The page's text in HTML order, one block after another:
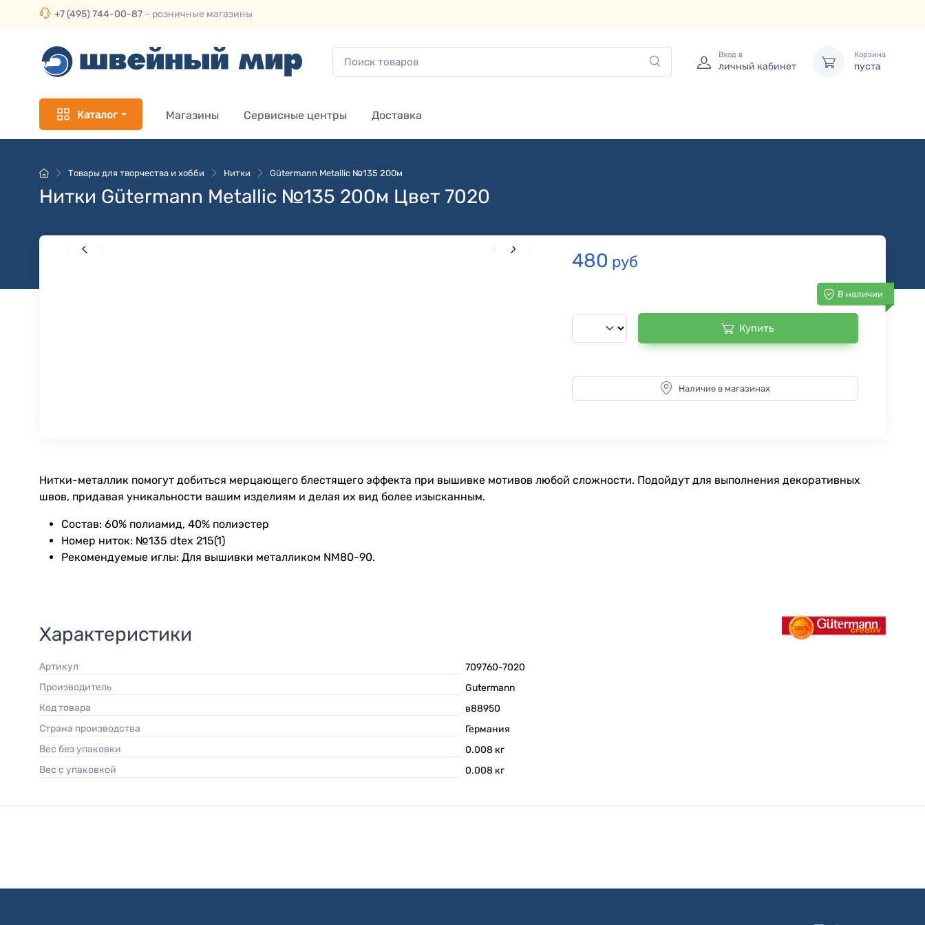
+7 (495) 744-00-87 – розничные магазины
Вход в
личный кабинет
Корзина
пуста
Каталог Магазины Сервисные центры Доставка
Товары для творчества и хобби Нитки Gütermann Metallic №135 200м
Нитки Gütermann Metallic №135 200м Цвет 7020
480 руб
В наличии
Купить
Наличие в магазинах
Нитки-металлик помогут добиться мерцающего блестящего эффекта при вышивке мотивов любой сложности. Подойдут для выполнения декоративных
швов, придавая уникальности вашим изделиям и делая их вид более изысканным.
Состав: 60% полиамид, 40% полиэстер
Номер ниток: №135 dtex 215(1)
Рекомендуемые иглы: Для вышивки металликом NM80-90.
Характеристики
Артикул
709760-7020
Производитель
Gutermann
Код товара
в88950
Страна производства
Германия
Вес без упаковки
0.008 кг
Вес с упаковкой
0.008 кг